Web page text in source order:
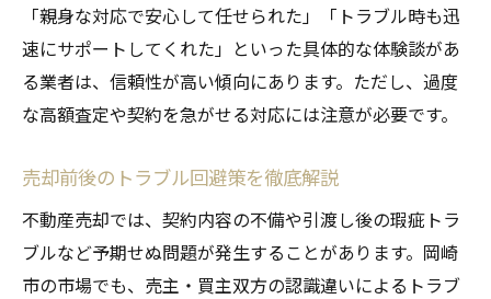
「親身な対応で安心して任せられた」「トラブル時も迅
速にサポートしてくれた」といった具体的な体験談があ
る業者は、信頼性が高い傾向にあります。ただし、過度
な高額査定や契約を急がせる対応には注意が必要です。
売却前後のトラブル回避策を徹底解説
不動産売却では、契約内容の不備や引渡し後の瑕疵トラ
ブルなど予期せぬ問題が発生することがあります。岡崎
市の市場でも、売主・買主双方の認識違いによるトラブ